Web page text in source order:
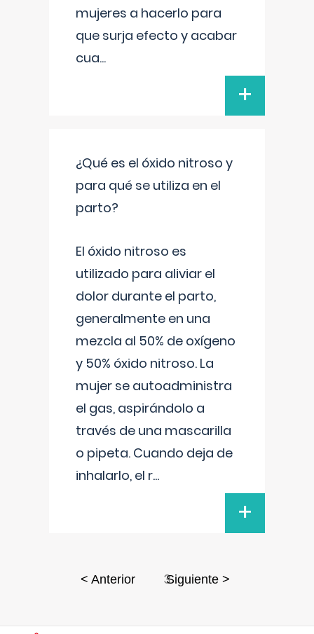
mujeres a hacerlo para
que surja efecto y acabar
cua...
+
¿Qué es el óxido nitroso y
para qué se utiliza en el
parto?
El óxido nitroso es
utilizado para aliviar el
dolor durante el parto,
generalmente en una
mezcla al 50% de oxígeno
y 50% óxido nitroso. La
mujer se autoadministra
el gas, aspirándolo a
través de una mascarilla
o pipeta. Cuando deja de
inhalarlo, el r...
+
< Anterior 3Siguiente >